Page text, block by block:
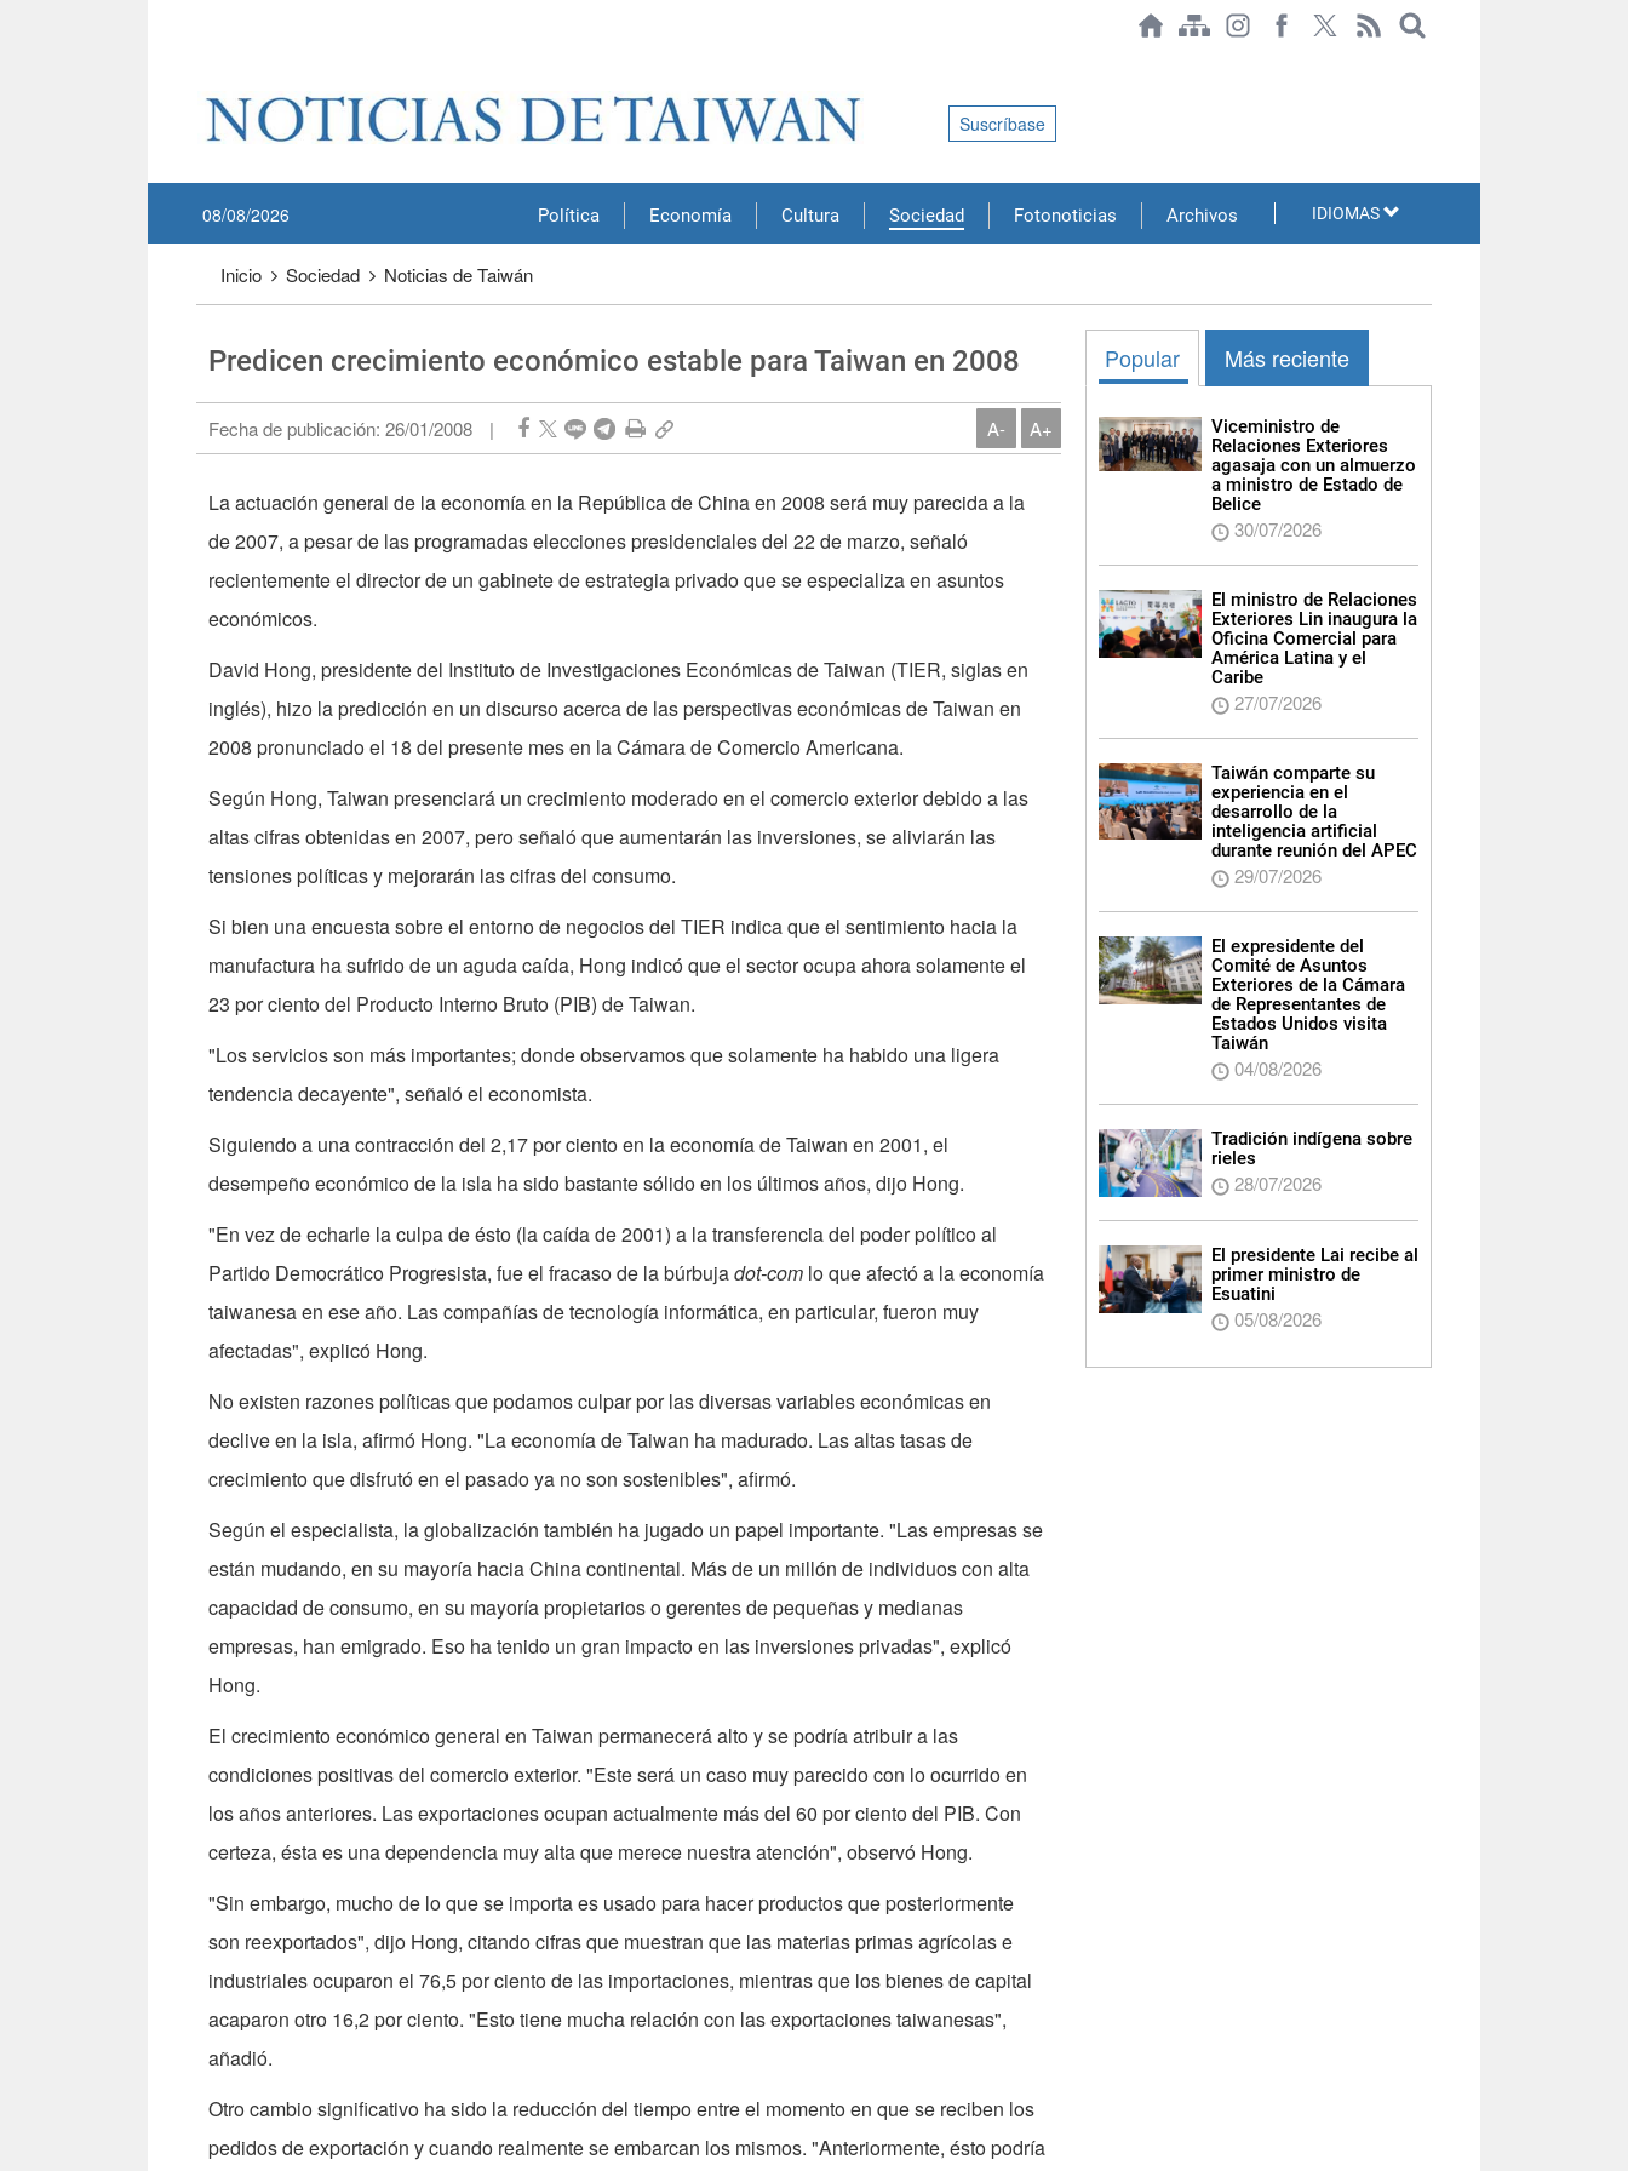
Política Economía Cultura Sociedad Fotonoticias Archivos
08/08/2026
Suscríbase
IDIOMAS
Inicio Sociedad Noticias de Taiwán
Predicen crecimiento económico estable para Taiwan en 2008
Fecha de publicación: 26/01/2008 | A- A+
La actuación general de la economía en la República de China en 2008 será muy parecida a la
de 2007, a pesar de las programadas elecciones presidenciales del 22 de marzo, señaló
recientemente el director de un gabinete de estrategia privado que se especializa en asuntos
económicos.
David Hong, presidente del Instituto de Investigaciones Económicas de Taiwan (TIER, siglas en
inglés), hizo la predicción en un discurso acerca de las perspectivas económicas de Taiwan en
2008 pronunciado el 18 del presente mes en la Cámara de Comercio Americana.
Según Hong, Taiwan presenciará un crecimiento moderado en el comercio exterior debido a las
altas cifras obtenidas en 2007, pero señaló que aumentarán las inversiones, se aliviarán las
tensiones políticas y mejorarán las cifras del consumo.
Si bien una encuesta sobre el entorno de negocios del TIER indica que el sentimiento hacia la
manufactura ha sufrido de un aguda caída, Hong indicó que el sector ocupa ahora solamente el
23 por ciento del Producto Interno Bruto (PIB) de Taiwan.
"Los servicios son más importantes; donde observamos que solamente ha habido una ligera
tendencia decayente", señaló el economista.
Siguiendo a una contracción del 2,17 por ciento en la economía de Taiwan en 2001, el
desempeño económico de la isla ha sido bastante sólido en los últimos años, dijo Hong.
"En vez de echarle la culpa de ésto (la caída de 2001) a la transferencia del poder político al
Partido Democrático Progresista, fue el fracaso de la búrbujadot-com lo que afectó a la economía
taiwanesa en ese año. Las compañías de tecnología informática, en particular, fueron muy
afectadas", explicó Hong.
No existen razones políticas que podamos culpar por las diversas variables económicas en
declive en la isla, afirmó Hong. "La economía de Taiwan ha madurado. Las altas tasas de
crecimiento que disfrutó en el pasado ya no son sostenibles", afirmó.
Según el especialista, la globalización también ha jugado un papel importante. "Las empresas se
están mudando, en su mayoría hacia China continental. Más de un millón de individuos con alta
capacidad de consumo, en su mayoría propietarios o gerentes de pequeñas y medianas
empresas, han emigrado. Eso ha tenido un gran impacto en las inversiones privadas", explicó
Hong.
El crecimiento económico general en Taiwan permanecerá alto y se podría atribuir a las
condiciones positivas del comercio exterior. "Este será un caso muy parecido con lo ocurrido en
los años anteriores. Las exportaciones ocupan actualmente más del 60 por ciento del PIB. Con
certeza, ésta es una dependencia muy alta que merece nuestra atención", observó Hong.
"Sin embargo, mucho de lo que se importa es usado para hacer productos que posteriormente
son reexportados", dijo Hong, citando cifras que muestran que las materias primas agrícolas e
industriales ocuparon el 76,5 por ciento de las importaciones, mientras que los bienes de capital
acaparon otro 16,2 por ciento. "Esto tiene mucha relación con las exportaciones taiwanesas",
añadió.
Otro cambio significativo ha sido la reducción del tiempo entre el momento en que se reciben los
pedidos de exportación y cuando realmente se embarcan los mismos. "Anteriormente, ésto podría
Popular Más reciente
Viceministro de
Relaciones Exteriores
agasaja con un almuerzo
a ministro de Estado de
Belice
30/07/2026
El ministro de Relaciones
Exteriores Lin inaugura la
Oficina Comercial para
América Latina y el
Caribe
27/07/2026
Taiwán comparte su
experiencia en el
desarrollo de la
inteligencia artificial
durante reunión del APEC
29/07/2026
El expresidente del
Comité de Asuntos
Exteriores de la Cámara
de Representantes de
Estados Unidos visita
Taiwán
04/08/2026
Tradición indígena sobre
rieles
28/07/2026
El presidente Lai recibe al
primer ministro de
Esuatini
05/08/2026